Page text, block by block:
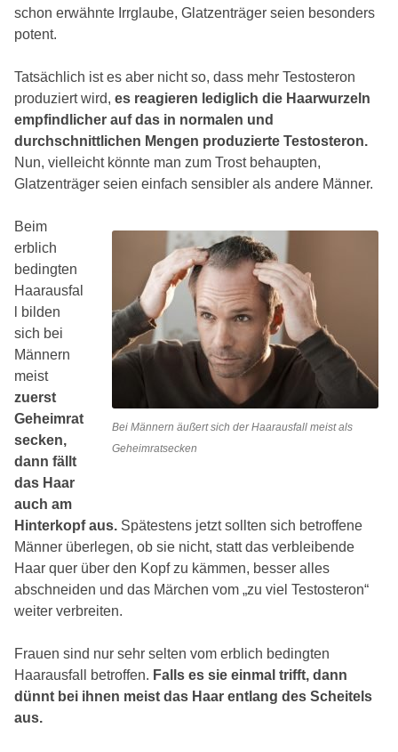
schon erwähnte Irrglaube, Glatzenträger seien besonders
potent.
Tatsächlich ist es aber nicht so, dass mehr Testosteron
produziert wird, es reagieren lediglich die Haarwurzeln
empfindlicher auf das in normalen und
durchschnittlichen Mengen produzierte Testosteron.
Nun, vielleicht könnte man zum Trost behaupten,
Glatzenträger seien einfach sensibler als andere Männer.
Bei Männern äußert sich der Haarausfall meist als
Geheimratsecken
Beim
erblich
bedingten
Haarausfal
l bilden
sich bei
Männern
meist
zuerst
Geheimrat
secken,
dann fällt
das Haar
auch am
Hinterkopf aus. Spätestens jetzt sollten sich betroffene
Männer überlegen, ob sie nicht, statt das verbleibende
Haar quer über den Kopf zu kämmen, besser alles
abschneiden und das Märchen vom „zu viel Testosteron“
weiter verbreiten.
Frauen sind nur sehr selten vom erblich bedingten
Haarausfall betroffen. Falls es sie einmal trifft, dann
dünnt bei ihnen meist das Haar entlang des Scheitels
aus.